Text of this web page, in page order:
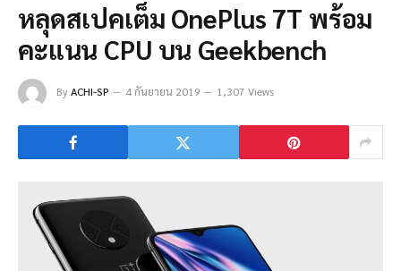
หลุดสเปคเต็ม OnePlus 7T พร้อม
คะแนน CPU บน Geekbench
ByACHI-SP 4 กันยายน 2019 1,307 Views